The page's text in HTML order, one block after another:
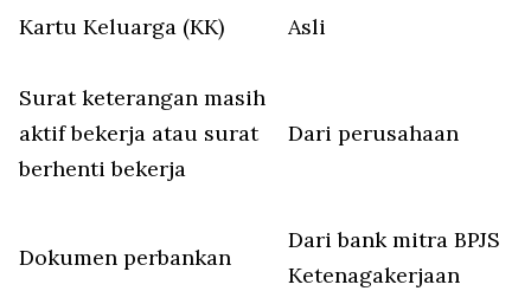
Kartu Keluarga (KK) Asli
Surat keterangan masih
aktif bekerja atau surat
berhenti bekerja
Dari perusahaan
Dokumen perbankan
Dari bank mitra BPJS
Ketenagakerjaan